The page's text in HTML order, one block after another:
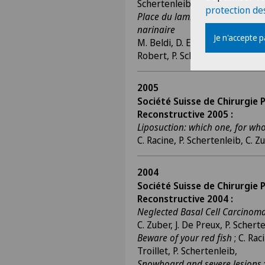
Schertenleib
Place du lambeau de Texier
narinaire
M. Beldi, D. Espinoza, C.
Robert, P. Schertenleib
2005
Société Suisse de Chirurgie
Reconstructive 2005 :
Liposuction: which one, for
C. Racine, P. Schertenleib,
2004
Société Suisse de Chirurgie
Reconstructive 2004 :
Neglected Basal Cell
C. Zuber, J. De Preux, P.
Beware of your red fish ; C.
Troillet, P. Schertenleib,
protection
Je n'accepte